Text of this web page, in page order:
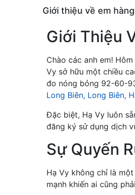
Giới thiệu về em
Giới Thiệu
Chào các anh em!
Vy sở hữu một chiều
đo nóng bỏng 92-60-
Long Biên, Long Biên,
Đặc biệt, Hạ Vy luôn
đăng ký sử dụng dịch
Sự Quyến
Hạ Vy không chỉ là
mạnh khiến ai cũng